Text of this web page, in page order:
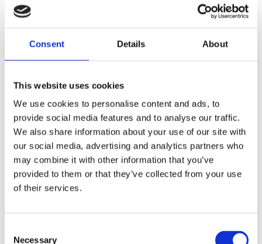
Consent Details About
This website uses cookies
We use cookies to personalise content and ads, to
provide social media features and to analyse our traffic.
We also share information about your use of our site with
our social media, advertising and analytics partners who
may combine it with other information that you’ve
provided to them or that they’ve collected from your use
of their services.
Necessary
rozměry
disposition
5+kk